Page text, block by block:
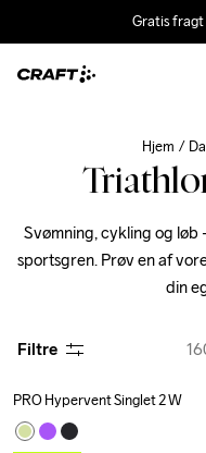
Gratis
Hjem
Svømning, cykling og
sportsgren. Prøv en af
din
Filtre
Outlet
PRO Hypervent Singlet 2 W